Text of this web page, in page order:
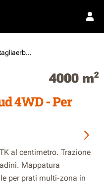
/ Robot tagliaerba senza filo perimetrale
4000 m2
4WD - Per
al centimetro. Trazione
Mappatura
per prati multi-zona in